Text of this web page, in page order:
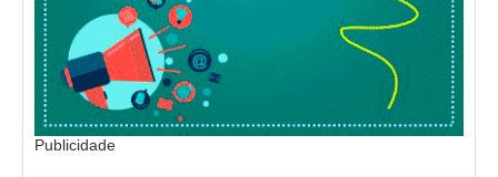
Publicidade